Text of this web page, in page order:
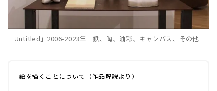
「Untitled」2006-2023年 鉄、陶、油彩、キャンバス、その他
絵を描くことについて（作品解説より）